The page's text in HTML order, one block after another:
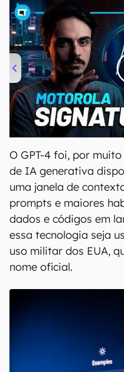
00:00/20:46
O GPT-4 foi, por
de IA generativa
uma janela de
prompts e maiores
dados e códigos em
essa tecnologia seja
uso militar dos EUA,
nome oficial.